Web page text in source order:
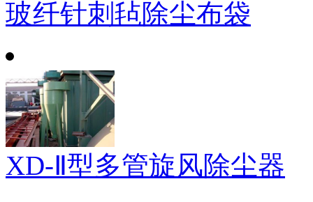
玻纤针刺毡除尘布袋
XD-Ⅱ型多管旋风除尘器